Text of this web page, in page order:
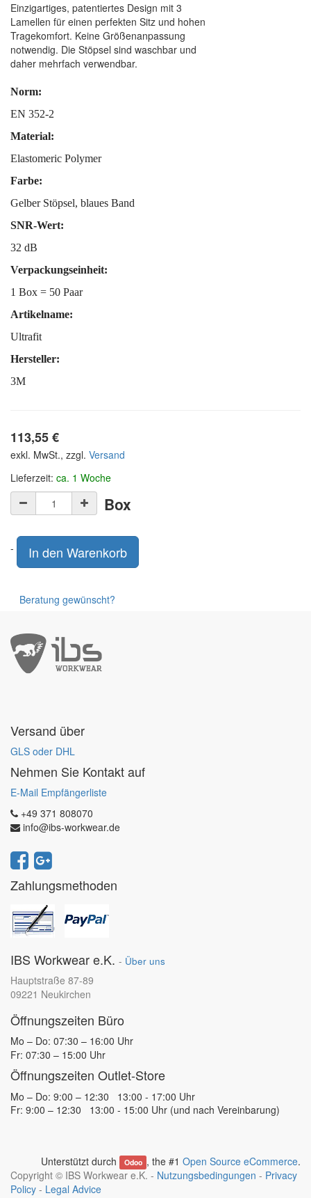
Einzigartiges, patentiertes Design mit 3
Lamellen für einen perfekten Sitz und hohen
Tragekomfort. Keine Größenanpassung
notwendig. Die Stöpsel sind waschbar und
daher mehrfach verwendbar.
Norm:
EN 352-2
Material:
Elastomeric Polymer
Farbe:
Gelber Stöpsel, blaues Band
SNR-Wert:
32 dB
Verpackungseinheit:
1 Box = 50 Paar
Artikelname:
Ultrafit
Hersteller:
3M
113,55€
exkl. MwSt., zzgl. Versand
Lieferzeit: ca. 1 Woche
Box
- In den Warenkorb
Beratung gewünscht?
Versand über
GLS oder DHL
Nehmen Sie Kontakt auf
E-Mail Empfängerliste
+49 371 808070
info@ibs-workwear.de
Zahlungsmethoden
IBS Workwear e.K. - Über uns
Hauptstraße 87-89
09221 Neukirchen
Öffnungszeiten Büro
Mo – Do: 07:30 – 16:00 Uhr
Fr: 07:30 – 15:00 Uhr
Öffnungszeiten Outlet-Store
Mo – Do: 9:00 – 12:30 13:00 - 17:00 Uhr
Fr: 9:00 – 12:30 13:00 - 15:00 Uhr (und nach Vereinbarung)
Unterstützt durch Odoo , the #1 Open Source eCommerce.
Copyright © IBS Workwear e.K. - Nutzungsbedingungen - Privacy
Policy - Legal Advice